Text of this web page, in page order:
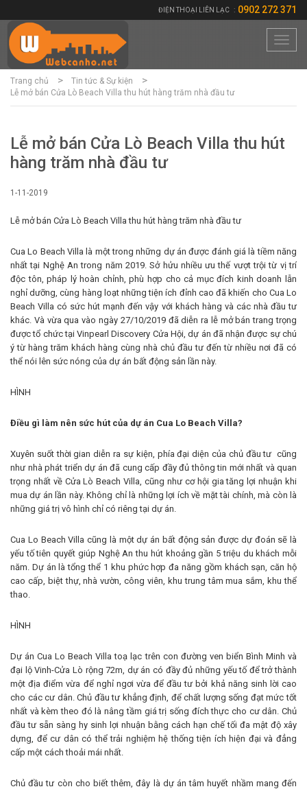
ĐIỆN THOẠI LIÊN LẠC : 0902 272 371
Trang chủ
Tin tức & Sự kiện
Lễ mở bán Cửa Lò Beach Villa thu hút hàng trăm nhà đầu tư
Lễ mở bán Cửa Lò Beach Villa thu hút
hàng trăm nhà đầu tư
1-11-2019
Lễ mở bán Cửa Lò Beach Villa thu hút hàng trăm nhà đầu tư
Cua Lo Beach Villa là một trong những dự án được đánh giá là tiềm năng
nhất tại Nghệ An trong năm 2019. Sở hửu nhiều ưu thế vượt trội từ vị trí
độc tôn, pháp lý hoàn chỉnh, phù hợp cho cả mục đích kinh doanh lẫn
nghỉ dưỡng, cùng hàng loạt những tiện ích đỉnh cao đã khiến cho Cua Lo
Beach Villa có sức hút mạnh đến vậy với khách hàng và các nhà đầu tư
khác. Và vừa qua vào ngày 27/10/2019 đã diễn ra lễ mở bán trang trọng
được tổ chức tại Vinpearl Discovery Cửa Hội, dự án đã nhận được sự chú
ý từ hàng trăm khách hàng cùng nhà chủ đầu tư đến từ nhiều nơi đã có
thể nói lên sức nóng của dự án bất động sản lần này.
HÌNH
Điều gì làm nên sức hút của dự án Cua Lo Beach Villa?
Xuyên suốt thời gian diễn ra sự kiện, phía đại diện của chủ đầu tư cũng
như nhà phát triển dự án đã cung cấp đầy đủ thông tin mới nhất và quan
trọng nhất về Cửa Lò Beach Villa, cũng như cơ hội gia tăng lợi nhuận khi
mua dự án lần này. Không chỉ là những lợi ích về mặt tài chính, mà còn là
những giá trị vô hình chỉ có riêng tại dự án.
Cua Lo Beach Villa cũng là một dự án bất động sản được dự đoán sẽ là
yếu tố tiên quyết giúp Nghệ An thu hút khoảng gần 5 triệu du khách mỗi
năm. Dự án là tổng thể 1 khu phức hợp đa năng gồm khách sạn, căn hộ
cao cấp, biệt thự, nhà vườn, công viên, khu trung tâm mua sắm, khu thể
thao.
HÌNH
Dự án Cua Lo Beach Villa toạ lạc trên con đường ven biển Bình Minh và
đại lộ Vinh-Cửa Lò rộng 72m, dự án có đầy đủ những yếu tố để trở thành
một địa điểm vừa để nghỉ ngơi vừa để đầu tư bởi khả năng sinh lời cao
cho các cư dân. Chủ đầu tư khẳng định, để chất lượng sống đạt mức tốt
nhất và kèm theo đó là nâng tầm giá trị sống đích thực cho cư dân. Chủ
đầu tư sẵn sàng hy sinh lợi nhuận bằng cách hạn chế tối đa mật độ xây
dựng, để cư dân có thể trải nghiệm hệ thống tiện ích hiện đại và đẳng
cấp một cách thoải mái nhất.
Chủ đầu tư còn cho biết thêm, đây là dự án tâm huyết nhầm mang đến